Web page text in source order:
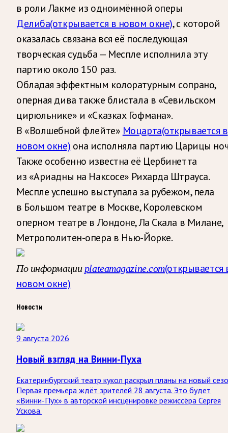
в роли Лакме из одноимённой оперы
Делиба(открывается в новом окне), с которой
оказалась связана вся её последующая
творческая судьба — Меспле исполнила эту
партию около 150 раз.
Обладая эффектным колоратурным сопрано,
оперная дива также блистала в «Севильском
цирюльнике» и «Сказках Гофмана».
В «Волшебной флейте» Моцарта(открывается в
новом окне) она исполняла партию Царицы
Также особенно известна её Цербинетта
из «Ариадны на Наксосе» Рихарда Штрауса.
Меспле успешно выступала за рубежом, пела
в Большом театре в Москве, Королевском
оперном театре в Лондоне, Ла Скала в Милане,
Метрополитен-опера в Нью-Йорке.
По информации plateamagazine.com(открывается
новом окне)
Новости
9 августа 2026
Новый взгляд на Винни-Пуха
Екатеринбургский театр кукол раскрыл планы на новый
Первая премьера ждёт зрителей 28 августа. Это будет
«Винни-Пух» в авторской инсценировке режиссёра Сергея
Ускова.